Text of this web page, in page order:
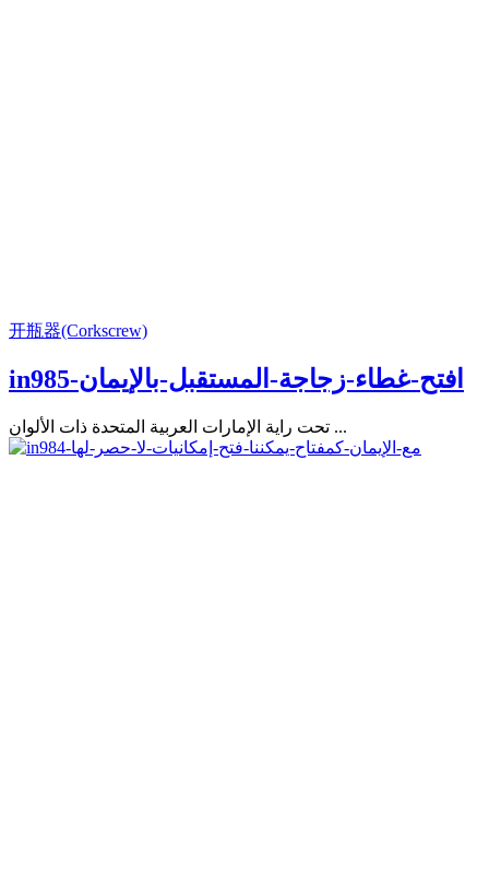
开瓶器(Corkscrew)
in985-افتح-غطاء-زجاجة-المستقبل-بالإيمان
تحت راية الإمارات العربية المتحدة ذات الألوان ...